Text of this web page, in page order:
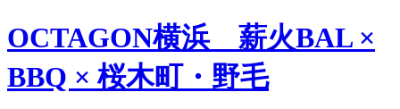
OCTAGON横浜 薪火BAL ×
BBQ × 桜木町・野毛